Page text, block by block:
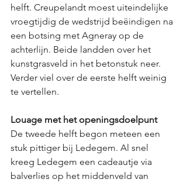
helft. Creupelandt moest uiteindelijke
vroegtijdig de wedstrijd beëindigen na
een botsing met Agneray op de
achterlijn. Beide landden over het
kunstgrasveld in het betonstuk neer.
Verder viel over de eerste helft weinig
te vertellen.
Louage met het openingsdoelpunt
De tweede helft begon meteen een
stuk pittiger bij Ledegem. Al snel
kreeg Ledegem een cadeautje via
balverlies op het middenveld van